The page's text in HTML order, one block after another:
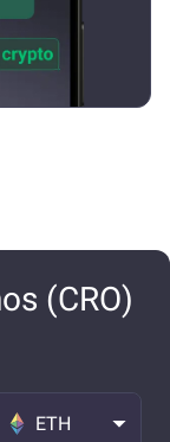
(CRO)
ETH